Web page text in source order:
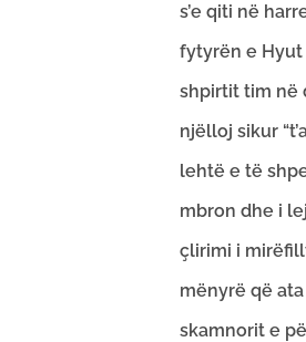
s’e qiti në
fytyrën e Hyut
shpirtit tim në
njëlloj sikur
lehtë e të
mbron dhe i
çlirimi i
mënyrë që
skamnorit e